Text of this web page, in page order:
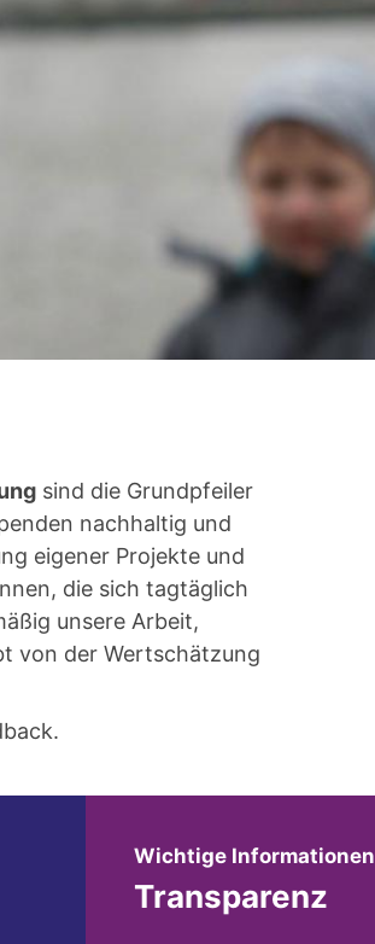
sind die Grundpfeiler
nachhaltig und
eigener Projekte und
die sich tagtäglich
unsere Arbeit,
von der Wertschätzung
Wichtige Informationen
Transparenz